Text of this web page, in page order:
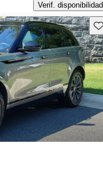
Verif. disponibilidad